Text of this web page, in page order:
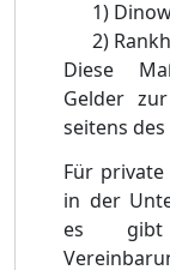
1)
2)
Diese
Gelder
seitens
Für
in der
es gibt